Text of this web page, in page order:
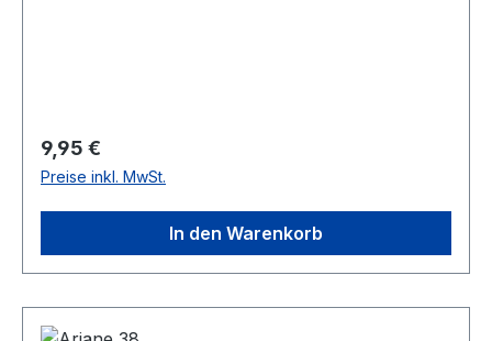
Regulärer Preis:
9,95 €
Preise inkl. MwSt.
In den Warenkorb